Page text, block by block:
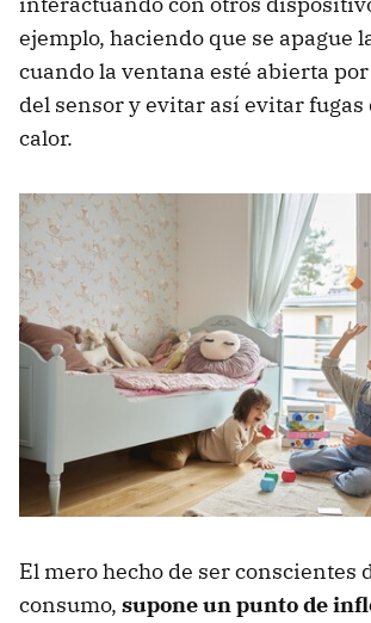
ejemplo, haciendo que se apague
cuando la ventana esté abierta
del sensor y evitar así evitar fugas
calor.
El mero hecho de ser conscientes
consumo, supone un punto de